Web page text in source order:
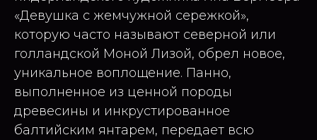
«Девушка с жемчужной сережкой»,
которую часто называют северной или
голландской Моной Лизой, обрел новое,
уникальное воплощение. Панно,
выполненное из ценной породы
древесины и инкрустированное
балтийским янтарем, передает всю